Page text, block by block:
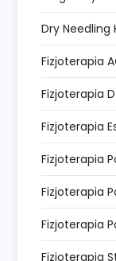
Dry Needling
Fizjoterapia
Fizjoterapia
Fizjoterapia
Fizjoterapia
Fizjoterapia
Fizjoterapia
Fizjoterapia